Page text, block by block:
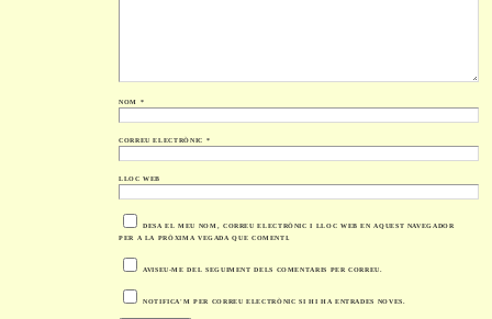
NOM *
CORREU ELECTRÒNIC *
LLOC WEB
DESA EL MEU NOM, CORREU ELECTRÒNIC I LLOC WEB EN AQUEST NAVEGADOR
PER A LA PRÒXIMA VEGADA QUE COMENTI.
AVISEU-ME DEL SEGUIMENT DELS COMENTARIS PER CORREU.
NOTIFICA'M PER CORREU ELECTRÒNIC SI HI HA ENTRADES NOVES.